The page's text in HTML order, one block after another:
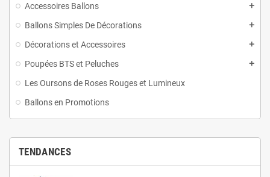
Accessoires Ballons
Ballons Simples De Décorations
Décorations et Accessoires
Poupées BTS et Peluches
Les Oursons de Roses Rouges et Lumineux
Ballons en Promotions
TENDANCES